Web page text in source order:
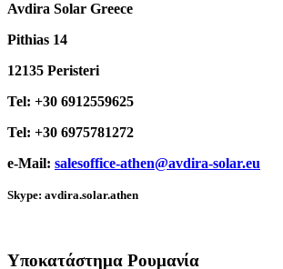
Avdira Solar Greece
Pithias 14
12135 Peristeri
Tel: +30 6912559625
Tel: +30 6975781272
e-Mail: salesoffice-athen@avdira-solar.eu
Skype: avdira.solar.athen
Υποκατάστημα Ρουμανία